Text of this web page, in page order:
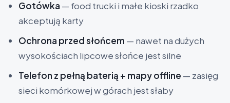
Gotówka — food trucki i małe kioski rzadko
akceptują karty
Ochrona przed słońcem — nawet na dużych
wysokościach lipcowe słońce jest silne
Telefon z pełną baterią + mapy offline — zasięg
sieci komórkowej w górach jest słaby